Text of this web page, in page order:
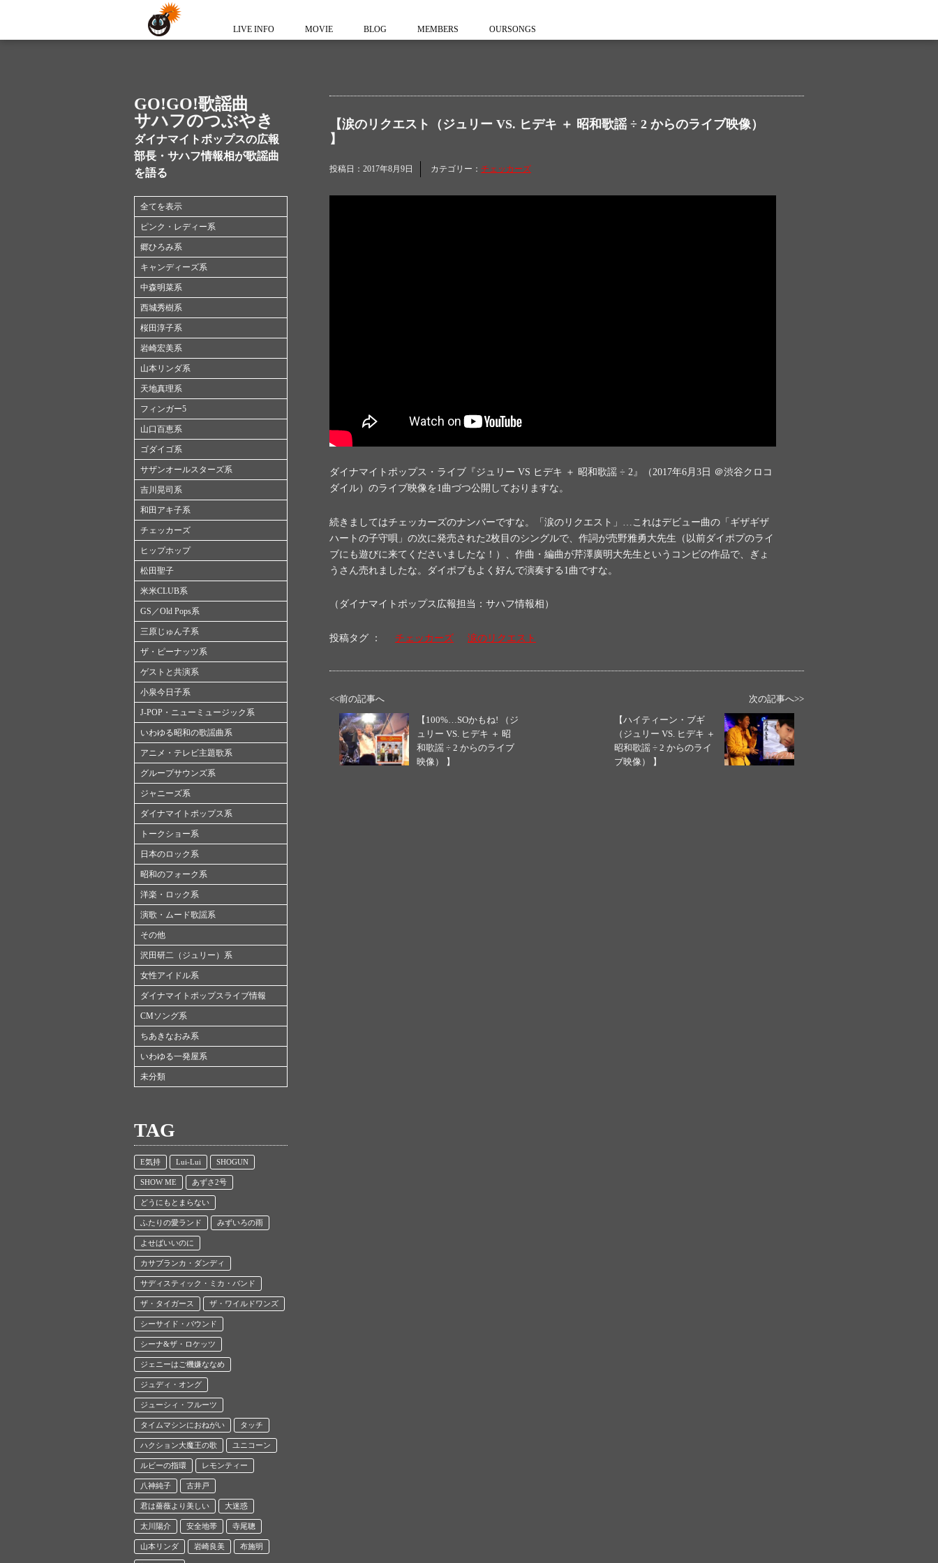
LIVE INFO MOVIE BLOG MEMBERS OURSONGS
GO!GO!歌謡曲
サハフのつぶやき
ダイナマイトポップスの広報
部長・サハフ情報相が歌謡曲
を語る
全てを表示
ピンク・レディー系
郷ひろみ系
キャンディーズ系
中森明菜系
西城秀樹系
桜田淳子系
岩崎宏美系
山本リンダ系
天地真理系
フィンガー5
山口百恵系
ゴダイゴ系
サザンオールスターズ系
吉川晃司系
和田アキ子系
チェッカーズ
ヒップホップ
松田聖子
米米CLUB系
GS／Old Pops系
三原じゅん子系
ザ・ピーナッツ系
ゲストと共演系
小泉今日子系
J-POP・ニューミュージック系
いわゆる昭和の歌謡曲系
アニメ・テレビ主題歌系
グループサウンズ系
ジャニーズ系
ダイナマイトポップス系
トークショー系
日本のロック系
昭和のフォーク系
洋楽・ロック系
演歌・ムード歌謡系
その他
沢田研二（ジュリー）系
女性アイドル系
ダイナマイトポップスライブ情報
CMソング系
ちあきなおみ系
いわゆる一発屋系
未分類
TAG
E気持 Lui-Lui SHOGUN
SHOW ME あずさ2号
どうにもとまらない
ふたりの愛ランド みずいろの雨
よせばいいのに
カサブランカ・ダンディ
サディスティック・ミカ・バンド
ザ・タイガース ザ・ワイルドワンズ
シーサイド・バウンド
シーナ&ザ・ロケッツ
ジェニーはご機嫌ななめ
ジュディ・オング
ジューシィ・フルーツ
タイムマシンにおねがい タッチ
ハクション大魔王の歌 ユニコーン
ルビーの指環 レモンティー
八神純子 古井戸
君は薔薇より美しい 大迷惑
太川陽介 安全地帯 寺尾聰
山本リンダ 岩崎良美 布施明
【涙のリクエスト（ジュリー VS. ヒデキ ＋ 昭和歌謡 ÷ 2 からのライブ映像）
】
投稿日：2017年8月9日 カテゴリー： チェッカーズ
ダイナマイトポップス・ライブ『ジュリー VS ヒデキ ＋ 昭和歌謡 ÷ 2』（2017年6月3日 ＠渋谷クロコ
ダイル）のライブ映像を1曲づつ公開しておりますな。
続きましてはチェッカーズのナンバーですな。「涙のリクエスト」…これはデビュー曲の「ギザギザ
ハートの子守唄」の次に発売された2枚目のシングルで、作詞が売野雅勇大先生（以前ダイポプのライ
ブにも遊びに来てくださいましたな！）、作曲・編曲が芹澤廣明大先生というコンビの作品で、ぎょ
うさん売れましたな。ダイポプもよく好んで演奏する1曲ですな。
（ダイナマイトポップス広報担当：サハフ情報相）
投稿タグ ： チェッカーズ 涙のリクエスト
<<前の記事へ
【100%…SOかもね! （ジ
ュリー VS. ヒデキ ＋ 昭
和歌謡 ÷ 2 からのライブ
映像） 】
次の記事へ>>
【ハイティーン・ブギ
（ジュリー VS. ヒデキ ＋
昭和歌謡 ÷ 2 からのライ
ブ映像） 】